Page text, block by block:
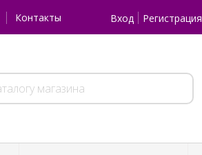
Контакты Вход Регистрация